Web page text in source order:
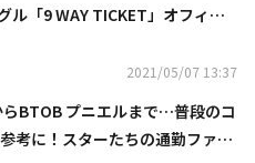
ル「9 WAY TICKET」オフィシ
2021/05/07 13:37
らBTOB プニエルまで…普段のコ
考に！スターたちの通勤ファッ